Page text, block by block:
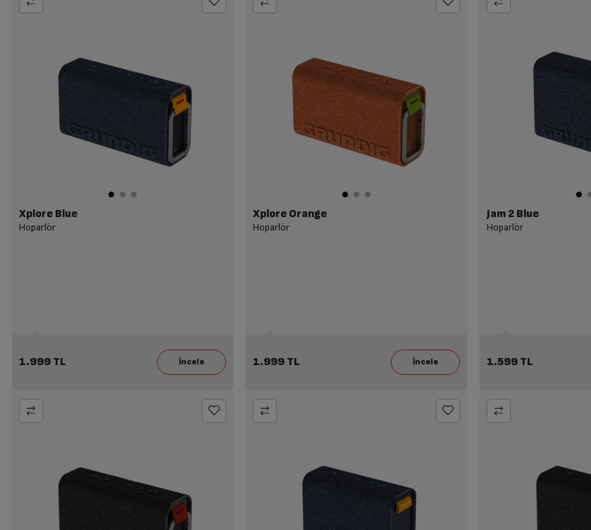
Xplore Blue
Hoparlör
1.999 TL
Xplore Orange
Hoparlör
1.999 TL
Jam 2 Blue
Hoparlör
1.599 TL